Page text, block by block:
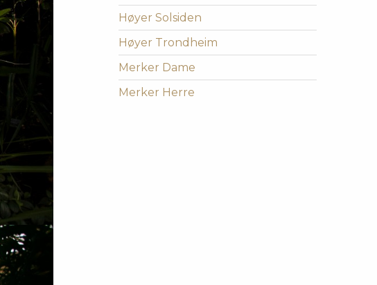
Høyer Solsiden
Høyer Trondheim
Merker Dame
Merker Herre